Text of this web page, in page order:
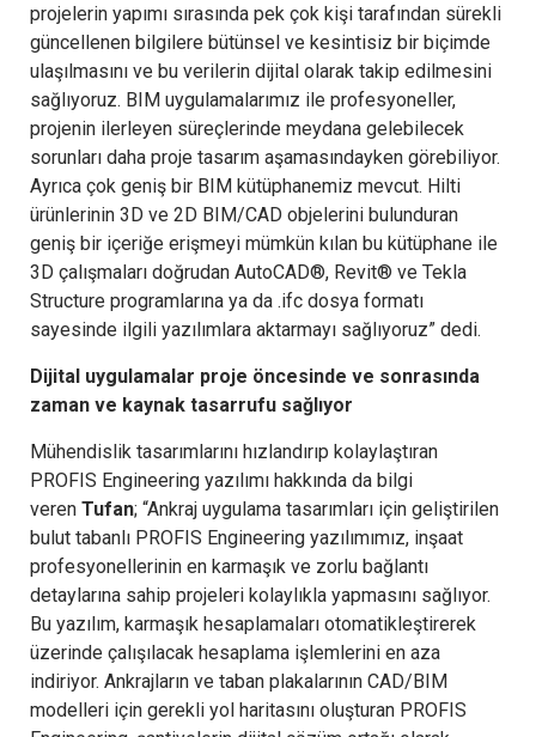
projelerin yapımı sırasında pek çok kişi tarafından sürekli
güncellenen bilgilere bütünsel ve kesintisiz bir biçimde
ulaşılmasını ve bu verilerin dijital olarak takip edilmesini
sağlıyoruz. BIM uygulamalarımız ile profesyoneller,
projenin ilerleyen süreçlerinde meydana gelebilecek
sorunları daha proje tasarım aşamasındayken görebiliyor.
Ayrıca çok geniş bir BIM kütüphanemiz mevcut. Hilti
ürünlerinin 3D ve 2D BIM/CAD objelerini bulunduran
geniş bir içeriğe erişmeyi mümkün kılan bu kütüphane ile
3D çalışmaları doğrudan AutoCAD®, Revit® ve Tekla
Structure programlarına ya da .ifc dosya formatı
sayesinde ilgili yazılımlara aktarmayı sağlıyoruz” dedi.
Dijital uygulamalar proje öncesinde ve sonrasında
zaman ve kaynak tasarrufu sağlıyor
Mühendislik tasarımlarını hızlandırıp kolaylaştıran
PROFIS Engineering yazılımı hakkında da bilgi
veren Tufan; “Ankraj uygulama tasarımları için geliştirilen
bulut tabanlı PROFIS Engineering yazılımımız, inşaat
profesyonellerinin en karmaşık ve zorlu bağlantı
detaylarına sahip projeleri kolaylıkla yapmasını sağlıyor.
Bu yazılım, karmaşık hesaplamaları otomatikleştirerek
üzerinde çalışılacak hesaplama işlemlerini en aza
indiriyor. Ankrajların ve taban plakalarının CAD/BIM
modelleri için gerekli yol haritasını oluşturan PROFIS